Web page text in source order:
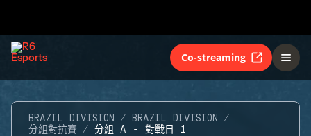
Co-streaming
BRAZIL DIVISION
BRAZIL DIVISION
分組對抗賽
分組 A - 對戰日 1